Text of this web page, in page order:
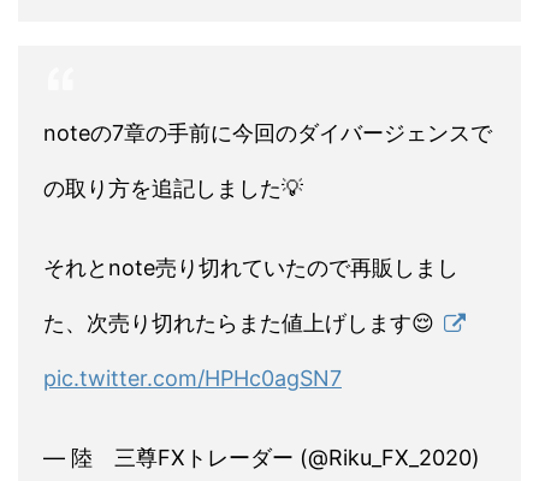
noteの7章の手前に今回のダイバージェンスで
の取り方を追記しました💡
それとnote売り切れていたので再販しまし
た、次売り切れたらまた値上げします😌
pic.twitter.com/HPHc0agSN7
— 陸 三尊FXトレーダー (@Riku_FX_2020)